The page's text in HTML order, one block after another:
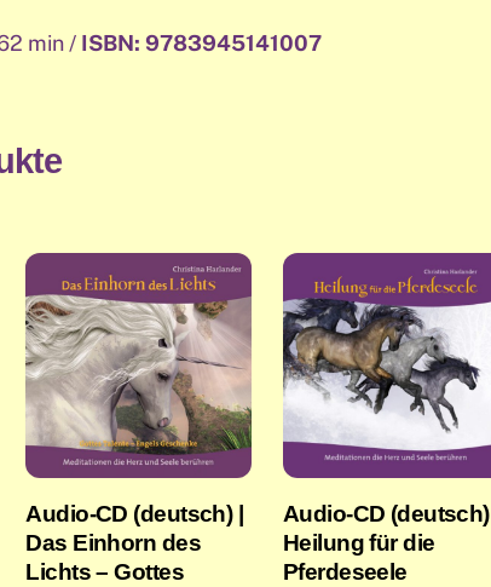
min / ISBN: 9783945141007
Audio-CD (deutsch) |
Das Einhorn des
Lichts – Gottes
Audio-CD (deutsch) |
Heilung für die
Pferdeseele